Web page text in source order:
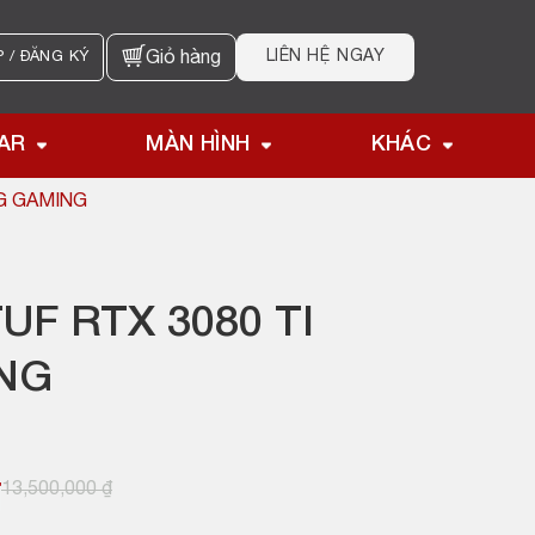
/ ĐĂNG KÝ Giỏ hàng LIÊN HỆ NGAY
MÀN HÌNH KHÁC
GAMING
RTX 3080 TI
13,500,000₫